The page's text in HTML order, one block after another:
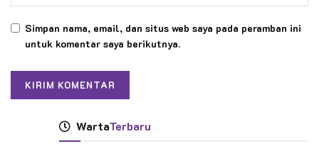
Simpan nama, email, dan situs web saya pada peramban ini
untuk komentar saya berikutnya.
WartaTerbaru